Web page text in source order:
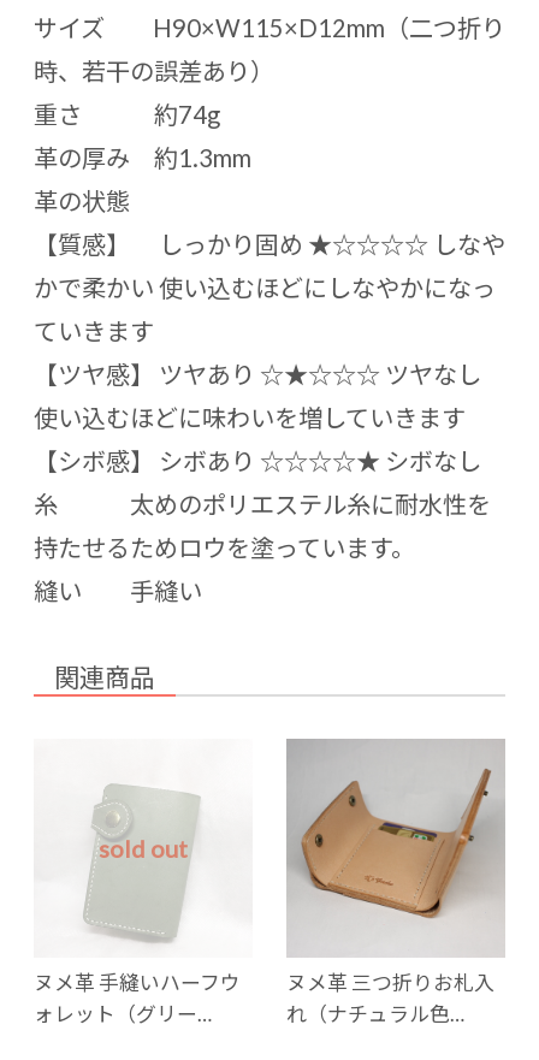
サイズ H90×W115×D12mm（二つ折り
時、若干の誤差あり）
重さ 約74g
革の厚み 約1.3mm
革の状態
【質感】 しっかり固め ★☆☆☆☆ しなや
かで柔かい 使い込むほどにしなやかになっ
ていきます
【ツヤ感】 ツヤあり ☆★☆☆☆ ツヤなし
使い込むほどに味わいを増していきます
【シボ感】 シボあり ☆☆☆☆★ シボなし
糸 太めのポリエステル糸に耐水性を
持たせるためロウを塗っています。
縫い 手縫い
関連商品
sold out
ヌメ革 手縫いハーフウ
ォレット（グリー…
ヌメ革 三つ折りお札入
れ（ナチュラル色…